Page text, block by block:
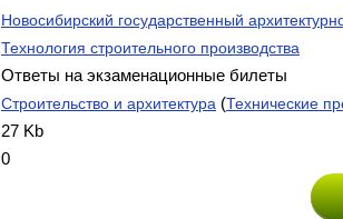
Новосибирский государственный
Технология строительного производства
Ответы на экзаменационные билеты
Строительство и архитектура (Технические
27 Kb
0